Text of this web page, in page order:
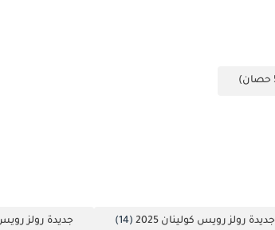
جديدة رولز رويس كولينان 2025 (14) جديدة رولز رويس